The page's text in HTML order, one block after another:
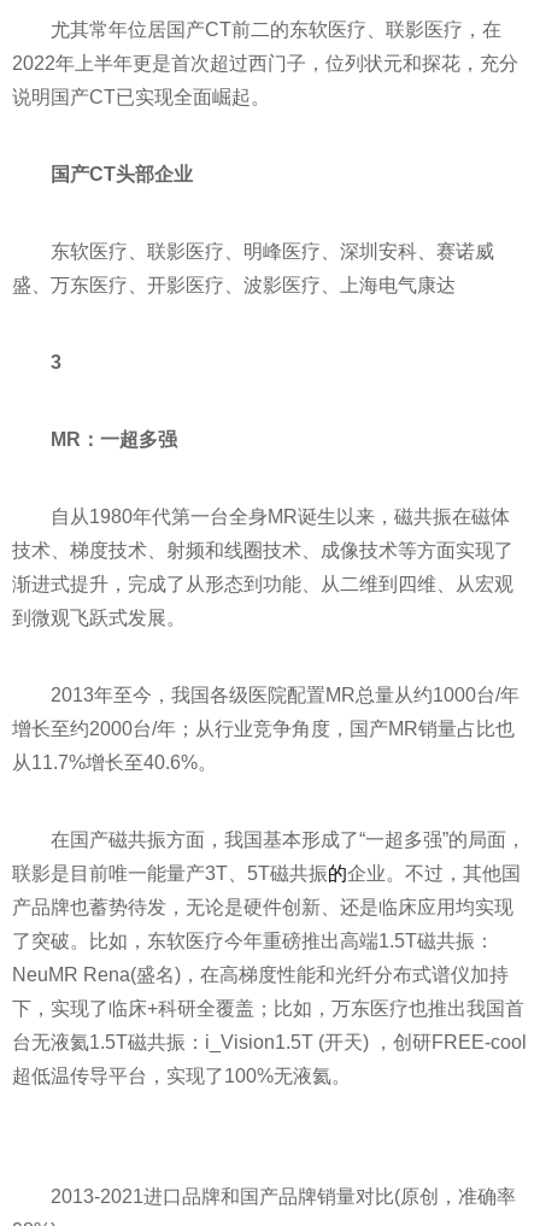
尤其常年位居国产CT前二的东软医疗、联影医疗，在
2022年上半年更是首次超过西门子，位列状元和探花，充分
说明国产CT已实现全面崛起。
国产CT头部企业
东软医疗、联影医疗、明峰医疗、深圳安科、赛诺威
盛、万东医疗、开影医疗、波影医疗、上海电气康达
3
MR：一超多强
自从1980年代第一台全身MR诞生以来，磁共振在磁体
技术、梯度技术、射频和线圈技术、成像技术等方面实现了
渐进式提升，完成了从形态到功能、从二维到四维、从宏观
到微观飞跃式发展。
2013年至今，我国各级医院配置MR总量从约1000台/年
增长至约2000台/年；从行业竞争角度，国产MR销量占比也
从11.7%增长至40.6%。
在国产磁共振方面，我国基本形成了“一超多强”的局面，
联影是目前唯一能量产3T、5T磁共振的企业。不过，其他国
产品牌也蓄势待发，无论是硬件创新、还是临床应用均实现
了突破。比如，东软医疗今年重磅推出高端1.5T磁共振：
NeuMR Rena(盛名)，在高梯度性能和光纤分布式谱仪加持
下，实现了临床+科研全覆盖；比如，万东医疗也推出我国首
台无液氦1.5T磁共振：i_Vision1.5T (开天) ，创研FREE-cool
超低温传导平台，实现了100%无液氦。
2013-2021进口品牌和国产品牌销量对比(原创，准确率